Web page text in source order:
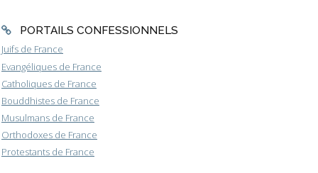
PORTAILS CONFESSIONNELS
Juifs de France
Evangéliques de France
Catholiques de France
Bouddhistes de France
Musulmans de France
Orthodoxes de France
Protestants de France